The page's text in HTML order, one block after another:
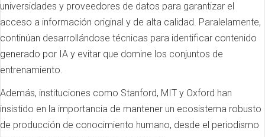
universidades y proveedores de datos para garantizar el
acceso a información original y de alta calidad. Paralelamente,
continúan desarrollándose técnicas para identificar contenido
generado por IA y evitar que domine los conjuntos de
entrenamiento.
Además, instituciones como Stanford, MIT y Oxford han
insistido en la importancia de mantener un ecosistema robusto
de producción de conocimiento humano, desde el periodismo